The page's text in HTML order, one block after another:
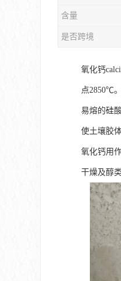
含量
是否跨境
氧化钙
点2850℃
易熔的硅
使土壤胶
氧化钙用
干燥及醇